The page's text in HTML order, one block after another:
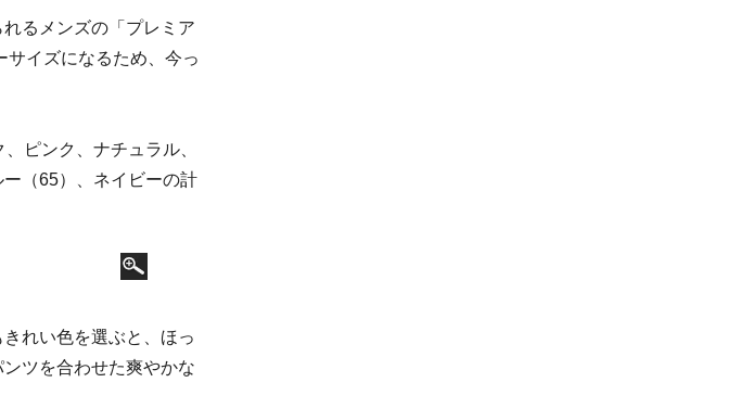
るメンズの「プレミア
サイズになるため、今っ
ピンク、ナチュラル、
（65）、ネイビーの計
れい色を選ぶと、ほっ
ツを合わせた爽やかな